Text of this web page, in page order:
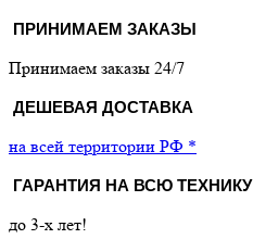
ПРИНИМАЕМ ЗАКАЗЫ
Принимаем заказы 24/7
ДЕШЕВАЯ ДОСТАВКА
на всей территории РФ *
ГАРАНТИЯ НА ВСЮ ТЕХНИКУ
до 3-х лет!